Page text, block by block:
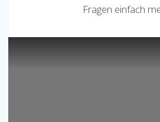
Fragen einfach